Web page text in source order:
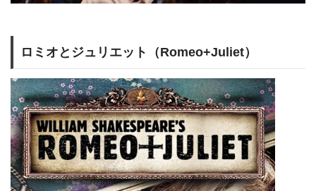
ロミオとジュリエット（Romeo+Juliet）